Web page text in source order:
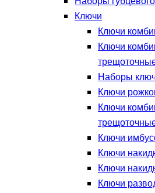
Ключи
Ключи
Ключи
Наборы
Ключи
Ключи
Ключи
Ключи
Ключи
Ключи